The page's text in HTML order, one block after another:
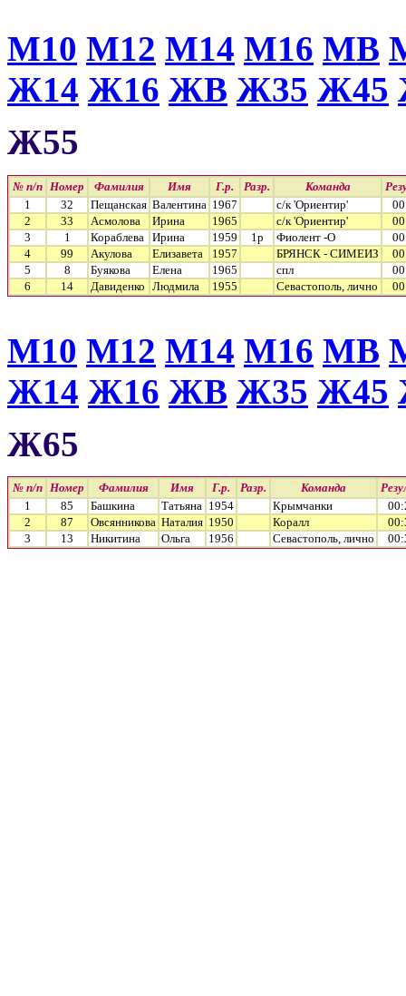
М10 М12 М14 М16 МВ
Ж14 Ж16 ЖВ Ж35 Ж45
Ж55
№ п/п Номер Фамилия Имя Г.р. Разр. Команда
1
32 Пещанская Валентина 1967 с/к 'Ориентир'
2
33 Асмолова Ирина 1965 с/к 'Ориентир'
3
1 Кораблева Ирина 1959 1р Фиолент -О
4
99 Акулова Елизавета 1957 БРЯНСК - СИМЕИЗ
5
8 Буякова Елена 1965 спл
6
14 Давиденко Людмила 1955 Севастополь, лично
М10 М12 М14 М16 МВ
Ж14 Ж16 ЖВ Ж35 Ж45
Ж65
№ п/п Номер Фамилия Имя Г.р. Разр. Команда
1
85 Башкина Татьяна 1954 Крымчанки
2
87 Овсянникова Наталия 1950 Коралл
3
13 Никитина Ольга 1956 Севастополь, лично